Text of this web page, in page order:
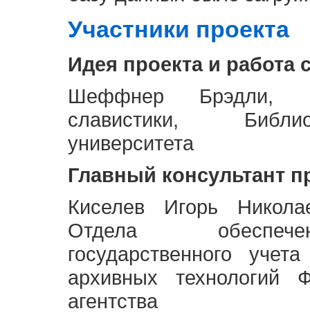
Участники проекта
Идея проекта и работа
Шеффнер Брэдли,
славистики,
университета
Главный консультант
Киселев Игорь
Отдела
государственного
архивных технологий
агентства